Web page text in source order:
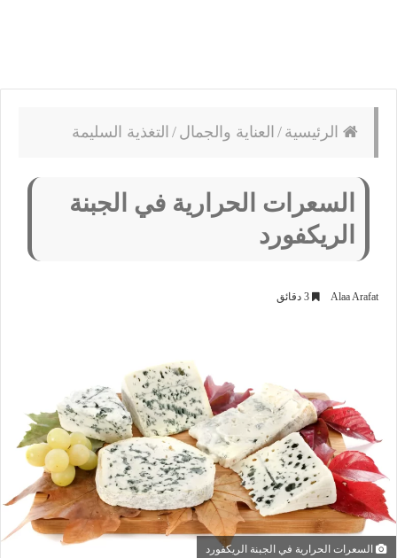
الرئيسية / العناية والجمال / التغذية السليمة
السعرات الحرارية في الجبنة
الريكفورد
Alaa Arafat
السعرات الحرارية في الجبنة الريكفورد